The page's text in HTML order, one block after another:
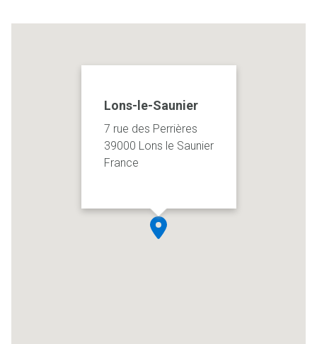
Lons-le-Saunier
7 rue des Perrières
39000 Lons le Saunier
France